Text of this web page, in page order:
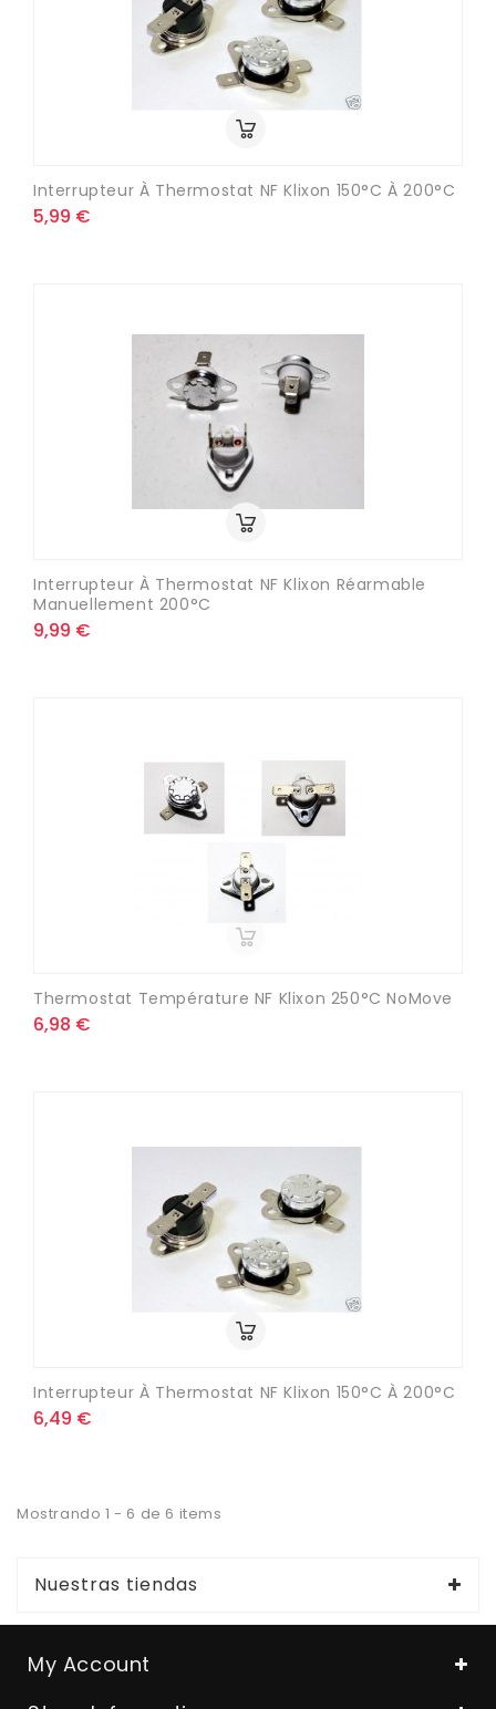
Interrupteur À Thermostat NF Klixon 150°C À 200°C
5,99 €
Interrupteur À Thermostat NF Klixon Réarmable
Manuellement 200°C
9,99 €
Thermostat Température NF Klixon 250°C NoMove
6,98 €
Interrupteur À Thermostat NF Klixon 150°C À 200°C
6,49 €
Mostrando 1 - 6 de 6 items
Nuestras tiendas
My Account